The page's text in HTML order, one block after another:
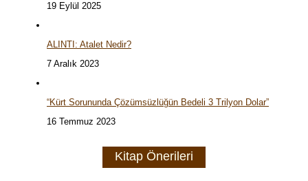
19 Eylül 2025
ALINTI: Atalet Nedir?
7 Aralık 2023
“Kürt Sorununda Çözümsüzlüğün Bedeli 3 Trilyon Dolar”
16 Temmuz 2023
Kitap Önerileri